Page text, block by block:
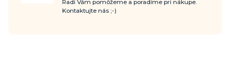
Radi Vám pomôžeme a poradíme pri nákupe.
Kontaktujte nás ;-)